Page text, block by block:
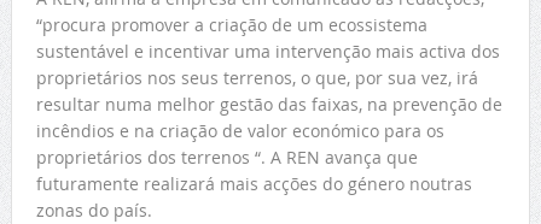
“procura promover a criação de um ecossistema
sustentável e incentivar uma intervenção mais activa dos
proprietários nos seus terrenos, o que, por sua vez, irá
resultar numa melhor gestão das faixas, na prevenção de
incêndios e na criação de valor económico para os
proprietários dos terrenos “. A REN avança que
futuramente realizará mais acções do género noutras
zonas do país.